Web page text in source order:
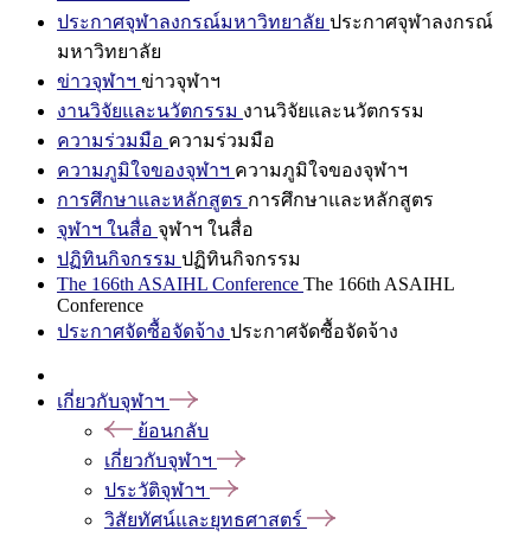
ประกาศจุฬาลงกรณ์มหาวิทยาลัย ประกาศจุฬาลงกรณ์
มหาวิทยาลัย
ข่าวจุฬาฯ ข่าวจุฬาฯ
งานวิจัยและนวัตกรรม งานวิจัยและนวัตกรรม
ความร่วมมือ ความร่วมมือ
ความภูมิใจของจุฬาฯ ความภูมิใจของจุฬาฯ
การศึกษาและหลักสูตร การศึกษาและหลักสูตร
จุฬาฯ ในสื่อ จุฬาฯ ในสื่อ
ปฏิทินกิจกรรม ปฏิทินกิจกรรม
The 166th ASAIHL Conference The 166th ASAIHL
Conference
ประกาศจัดซื้อจัดจ้าง ประกาศจัดซื้อจัดจ้าง
เกี่ยวกับจุฬาฯ
ย้อนกลับ
เกี่ยวกับจุฬาฯ
ประวัติจุฬาฯ
วิสัยทัศน์และยุทธศาสตร์